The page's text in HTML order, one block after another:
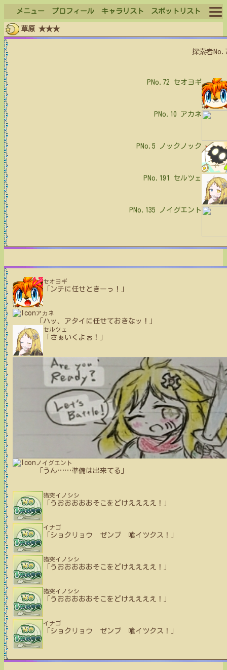
メニュー プロフィール キャラリスト スポットリスト
ログイン
草原 ★★★
探索者
PNo.72 セオヨギ
PNo.10 アカネ
PNo.5 ノックノック
PNo.191 セルツェ
PNo.135 ノイグエント
セオヨギ
「ンチに任せときーっ！」
アカネ
「ハッ、アタイに任せておきなッ！」
セルツェ
「さぁいくよぉ！」
ノイグエント
「うん……準備は出来てる」
猪突イノシシ
「うおおおおおそこをどけええええ！」
イナゴ
「ショクリョウ ゼンブ 喰イツクス！」
猪突イノシシ
「うおおおおおそこをどけええええ！」
猪突イノシシ
「うおおおおおそこをどけええええ！」
イナゴ
「ショクリョウ ゼンブ 喰イツクス！」